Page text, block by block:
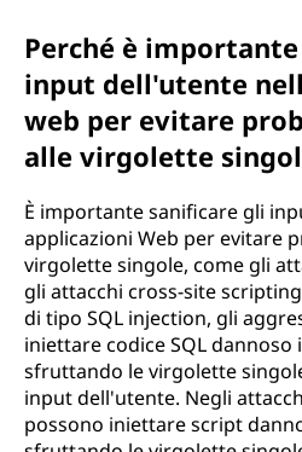
Perché è
input dell'utente
web per evitare
alle virgolette
È importante sanificare gli
applicazioni Web per evitare
virgolette singole, come gli
gli attacchi cross-site scripting
di tipo SQL injection, gli
iniettare codice SQL dannoso
sfruttando le virgolette
input dell'utente. Negli
possono iniettare script